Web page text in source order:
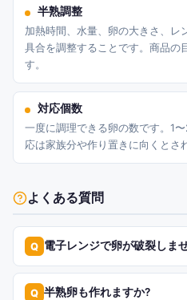
半熟調整
加熱時間、水量、卵の大きさ、レ
具合を調整することです。商品の
す。
対応個数
一度に調理できる卵の数です。1
応は家族分や作り置きに向くとさ
よくある質問
Q 電子レンジで卵が破裂しま
Q 半熟卵も作れますか?